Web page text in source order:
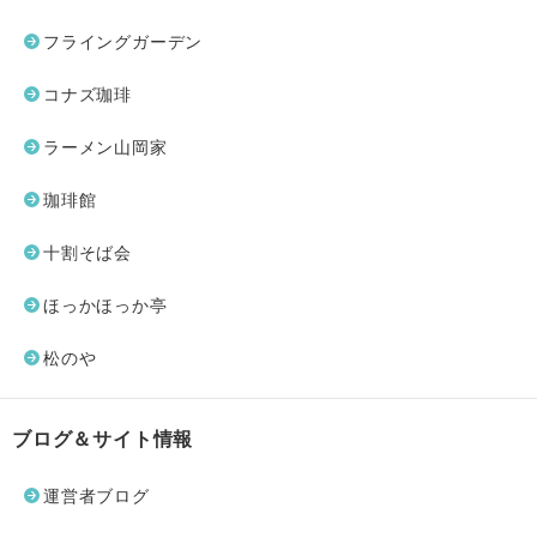
フライングガーデン
コナズ珈琲
ラーメン山岡家
珈琲館
十割そば会
ほっかほっか亭
松のや
ブログ＆サイト情報
運営者ブログ